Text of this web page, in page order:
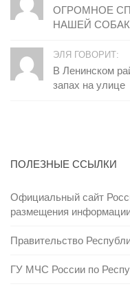
ОГРОМНОЕ
НАШЕЙ
ЭЛЯ ГОВОРИТ:
В Ленинском
запах на улице
ПОЛЕЗНЫЕ ССЫЛКИ
Официальный сайт
размещения
Правительство
ГУ МЧС России по